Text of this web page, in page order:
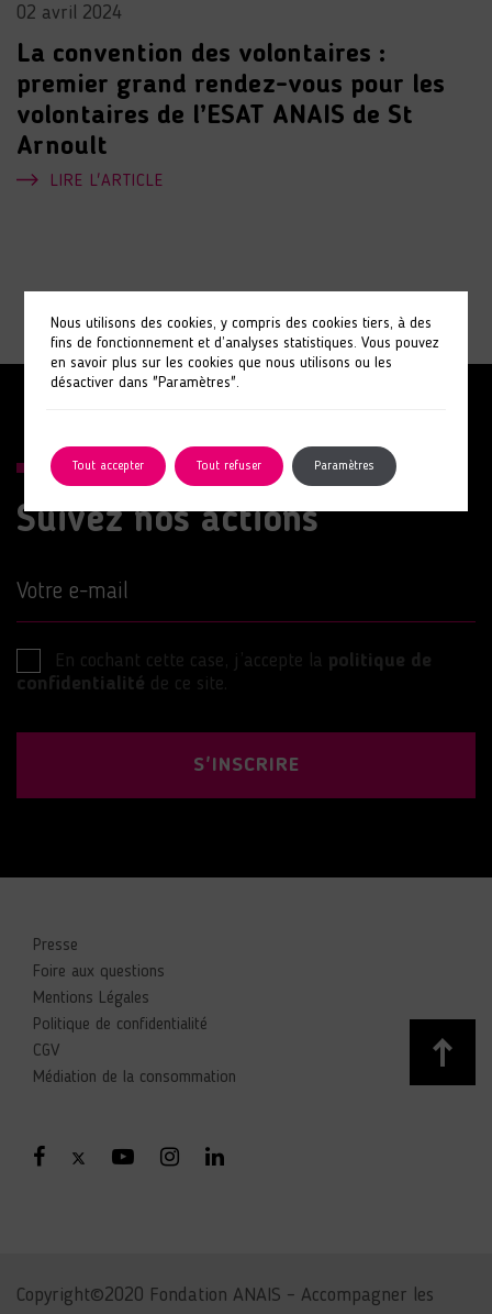
02 avril 2024
La convention des volontaires :
premier grand rendez-vous pour les
volontaires de l’ESAT ANAIS de St
Arnoult
LIRE L'ARTICLE
Suivez nos actions
Votre e-mail
En cochant cette case, j’accepte la politique de
confidentialité de ce site.
S'INSCRIRE
Presse
Foire aux questions
Mentions Légales
Politique de confidentialité
CGV
Médiation de la consommation
Copyright©2020 Fondation ANAIS – Accompagner les
Nous utilisons des cookies, y compris des cookies tiers, à des
fins de fonctionnement et d’analyses statistiques. Vous pouvez
en savoir plus sur les cookies que nous utilisons ou les
désactiver dans "Paramètres".
Tout accepter Tout refuser Paramètres